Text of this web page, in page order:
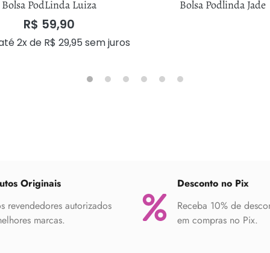
Bolsa PodLinda Luiza
R$ 59,90
2x de R$ 29,95 sem juros
Bolsa Podlinda Jade
Originais
revendedores autorizados
marcas.
Desconto no Pix
Receba 10% de
em compras no Pix.